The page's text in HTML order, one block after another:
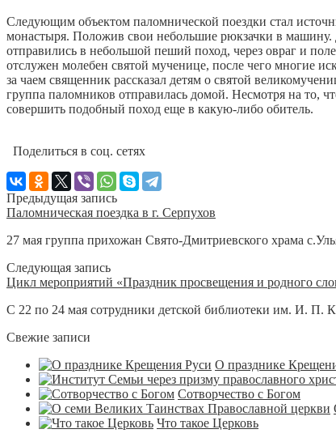
Следующим объектом паломнической поездки стал
монастыря. Положив свои небольшие рюкзачки в
отправились в небольшой пеший поход, через овраг и
отслужен молебен святой мученице, после чего многие
за чаем священник рассказал детям о святой
группа паломников отправилась домой. Несмотря на то,
совершить подобный поход еще в какую-либо обитель.
Поделиться в соц. сетях
Предыдущая запись
Паломническая поездка в г. Серпухов
27 мая группа прихожан Свято-Дмитриевского храма
Следующая запись
Цикл мероприятий «Праздник просвещения и родного
С 22 по 24 мая сотрудники детской библиотеки им. И. П.
Свежие записи
О празднике
Сотворчество с Богом
Что такое Церковь